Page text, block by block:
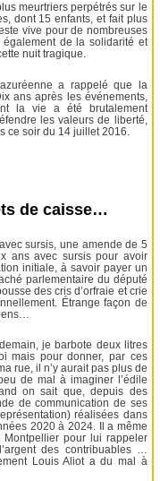
meurtriers perpétrés sur le
dont 15 enfants, et fait plus
vive pour de nombreuses
également de la solidarité et
nuit tragique.
a rappelé que la
ans après les événements,
la vie a été brutalement
les valeurs de liberté,
ce soir du 14 juillet 2016.
de caisse…
sursis, une amende de 5
ans avec sursis pour avoir
initiale, à savoir payer un
parlementaire du député
des cris d’orfraie et crie
Étrange façon de
je barbote deux litres
mais pour donner, par ces
rue, il n’y aurait pas plus de
de mal à imaginer l’édile
on sait que, depuis des
de communication de ses
réalisées dans
2020 à 2024. Il a même
pour lui rappeler
des contribuables …
Louis Aliot a du mal à